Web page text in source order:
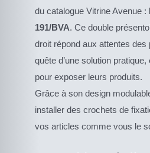
du catalogue Vitrine Avenue :
191/BVA. Ce double
droit répond aux attentes des
quête d’une solution
pour exposer leurs produits.
Grâce à son design
installer des crochets de
vos articles comme vous le